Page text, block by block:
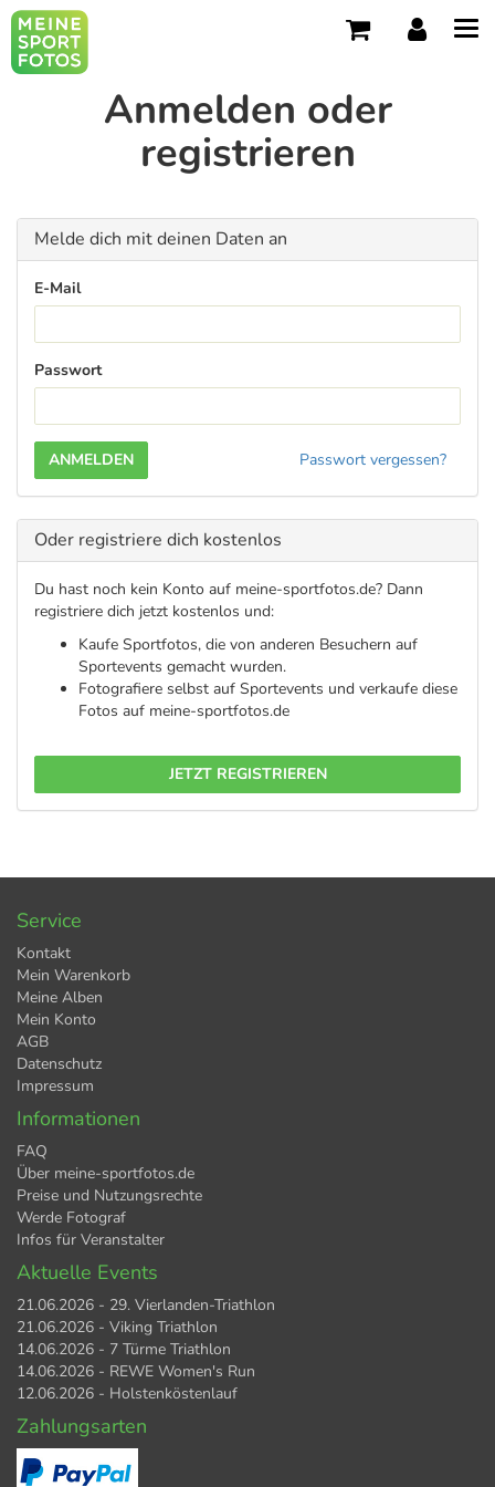
Anmelden oder
registrieren
Melde dich mit deinen Daten an
E-Mail
Passwort
Passwort vergessen?
Oder registriere dich kostenlos
Du hast noch kein Konto auf meine-sportfotos.de? Dann
registriere dich jetzt kostenlos und:
Kaufe Sportfotos, die von anderen Besuchern auf
Sportevents gemacht wurden.
Fotografiere selbst auf Sportevents und verkaufe diese
Fotos auf meine-sportfotos.de
JETZT REGISTRIEREN
Service
Kontakt
Mein Warenkorb
Meine Alben
Mein Konto
AGB
Datenschutz
Impressum
Informationen
FAQ
Über meine-sportfotos.de
Preise und Nutzungsrechte
Werde Fotograf
Infos für Veranstalter
Aktuelle Events
21.06.2026 - 29. Vierlanden-Triathlon
21.06.2026 - Viking Triathlon
14.06.2026 - 7 Türme Triathlon
14.06.2026 - REWE Women's Run
12.06.2026 - Holstenköstenlauf
Zahlungsarten